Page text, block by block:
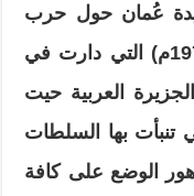
عُمان حول حرب
ظفار (9 يونيو 1965-1 ديسمبر 1975م) التي دارت في
العربية حيت
تنبأت بها السلطات
الوضع على كافة